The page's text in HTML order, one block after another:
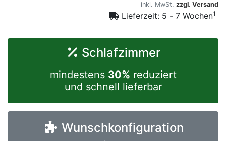
inkl. MwSt. zzgl. Versand
Lieferzeit: 5 - 7 Wochen1
Schlafzimmer
mindestens 30% reduziert
und schnell lieferbar
Wunschkonfiguration